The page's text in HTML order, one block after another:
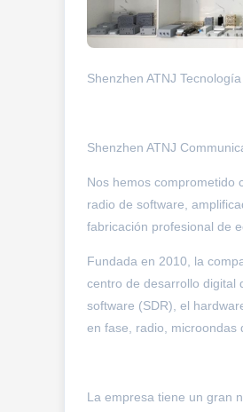
Shenzhen ATNJ
Shenzhen ATNJ
Nos hemos comprometido
radio de software,
fabricación profesional de
Fundada en 2010, la
centro de desarrollo digital
software (SDR), el
en fase, radio, microondas
La empresa tiene un gran